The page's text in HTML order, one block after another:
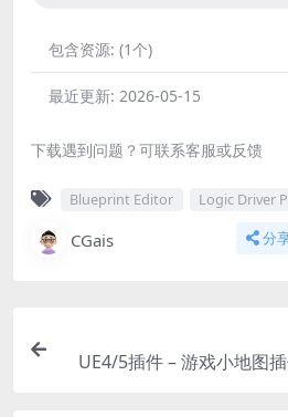
包含资源: (1个)
最近更新: 2026-05-15
下载遇到问题？可联系客服或反馈
Blueprint Editor Logic Driver
CGais 分
UE4/5插件 – 游戏小地图